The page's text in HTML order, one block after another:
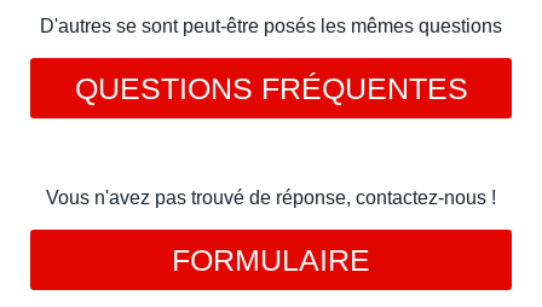
D'autres se sont peut-être posés les mêmes questions
QUESTIONS FRÉQUENTES
Vous n'avez pas trouvé de réponse, contactez-nous !
FORMULAIRE